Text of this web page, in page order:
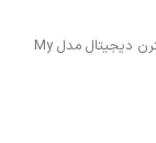
هارددیسک اکسترنال 24 ترابایت وسترن دیجیتال مدل My